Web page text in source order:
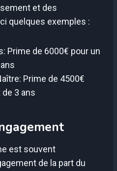
et des
quelques exemples :
Prime de 6000€ pour un
Prime de 4500€
3 ans
est souvent
de la part du